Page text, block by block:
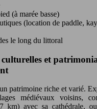
(à marée basse)
(location de paddle,
le long du littoral
culturelles et
patrimoine riche et varié.
médiévaux voisins,
km) avec sa cathédrale,